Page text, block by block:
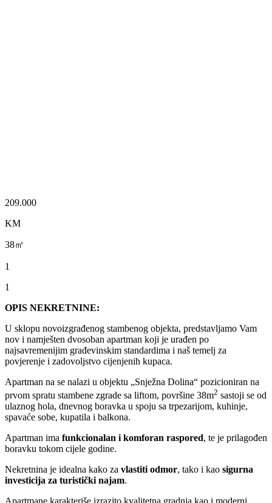
209.000
KM
38㎡
1
1
OPIS NEKRETNINE:
U sklopu novoizgrađenog stambenog objekta, predstavljamo Vam
nov i namješten dvosoban apartman koji je urađen po
najsavremenijim građevinskim standardima i naš temelj za
povjerenje i zadovoljstvo cijenjenih kupaca.
Apartman na se nalazi u objektu „Snježna Dolina“ pozicioniran na
prvom spratu stambene zgrade sa liftom, površine 38m2 sastoji se od
ulaznog hola, dnevnog boravka u spoju sa trpezarijom, kuhinje,
spavaće sobe, kupatila i balkona.
Apartman ima funkcionalan i komforan raspored, te je prilagođen
boravku tokom cijele godine.
Nekretnina je idealna kako za vlastiti odmor, tako i kao sigurna
investicija za turistički najam.